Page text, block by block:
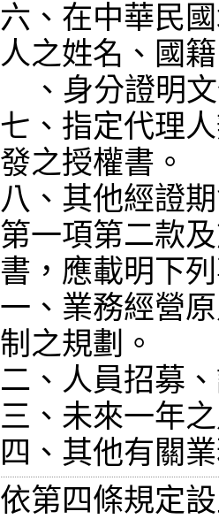
六、在中華民
人之姓名、國
七、指定代理
發之授權書。
八、其他經證
第一項第二款
書，應載明下
一、業務經營
制之規劃。
二、人員招募
三、未來一年
依第四條規定